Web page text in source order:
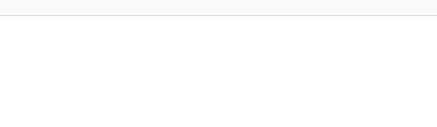
El Club Colón de Emilia sopló 101 velitas.